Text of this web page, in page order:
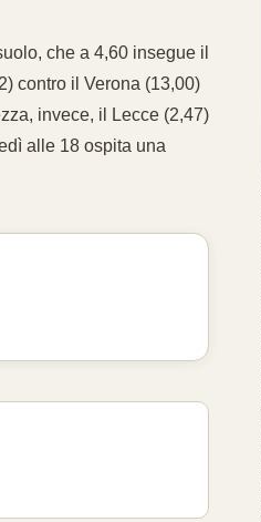
che a 4,60 insegue il
contro il Verona (13,00)
invece, il Lecce (2,47)
alle 18 ospita una